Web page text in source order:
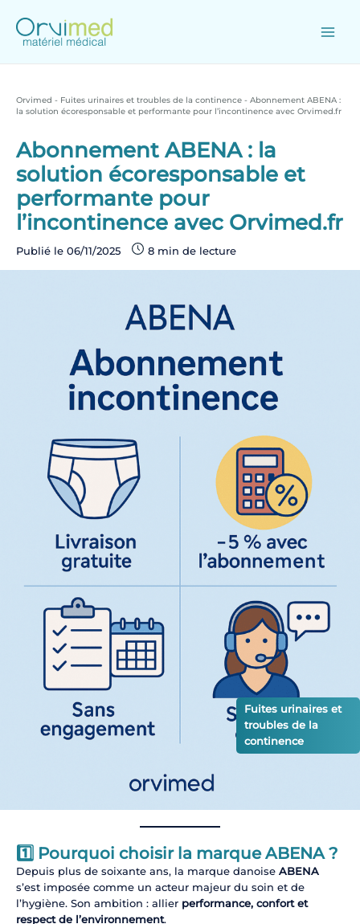
content
Orvimed - Fuites urinaires et troubles de la continence- Abonnement ABENA :
la solution écoresponsable et performante pour l’incontinence avec Orvimed.fr
Abonnement ABENA : la
solution écoresponsable et
performante pour
l’incontinence avec Orvimed.fr
Publié le 06/11/2025
Fuites urinaires et
troubles de la
continence
1️⃣ Pourquoi choisir la marque ABENA ?
Depuis plus de soixante ans, la marque danoise ABENA
s’est imposée comme un acteur majeur du soin et de
l’hygiène. Son ambition : allier performance, confort et
respect de l’environnement.